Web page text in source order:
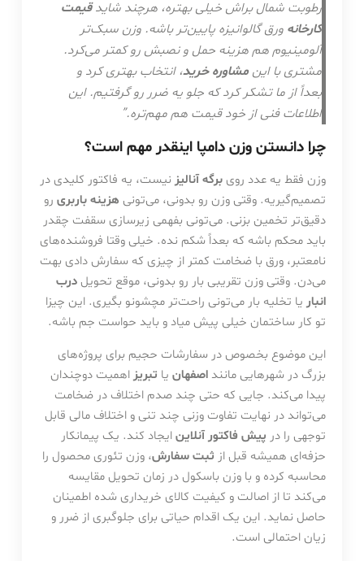
رطوبت شمال براش خیلی بهتره، هرچند شایدقیمت
کارخانه ورق گالوانیزه پایین‌تر باشه. وزن سبک‌تر
آلومینیوم هم هزینه حمل و نصبش رو کمتر می‌کرد.
مشتری با این مشاوره خرید، انتخاب بهتری کرد و
بعداً از ما تشکر کرد که جلو یه ضرر رو گرفتیم. این
اطلاعات فنی از خود قیمت هم مهم‌تره.”
چرا دانستن وزن دامپا اینقدر مهم است؟
وزن فقط یه عدد روی برگه آنالیزنیست، یه فاکتور کلیدی در
تصمیم‌گیریه. وقتی وزن رو بدونی، می‌تونی هزینه باربریرو
دقیق‌تر تخمین بزنی. می‌تونی بفهمی زیرسازی سقفت چقدر
باید محکم باشه که بعداً شکم نده. خیلی وقتا فروشنده‌های
نامعتبر، ورق با ضخامت کمتر از چیزی که سفارش دادی بهت
می‌دن. وقتی وزن تقریبی بار رو بدونی، موقع تحویل درب
انباریا تخلیه بار می‌تونی راحت‌تر مچشونو بگیری. این چیزا
تو کار ساختمان خیلی پیش میاد و باید حواست جم باشه.
این موضوع بخصوص در سفارشات حجیم برای پروژه‌های
بزرگ در شهرهایی مانند اصفهانیا تبریزاهمیت دوچندان
پیدا می‌کند. جایی که حتی چند صدم اختلاف در ضخامت
می‌تواند در نهایت تفاوت وزنی چند تنی و اختلاف مالی قابل
توجهی را در پیش فاکتور آنلاینایجاد کند. یک پیمانکار
حزفه‌ای همیشه قبل از ثبت سفارش، وزن تئوری محصول را
محاسبه کرده و با وزن باسکول در زمان تحویل مقایسه
می‌کند تا از اصالت و کیفیت کالای خریداری شده اطمینان
حاصل نماید. این یک اقدام حیاتی برای جلوگبری از ضرر و
زیان احتمالی است.